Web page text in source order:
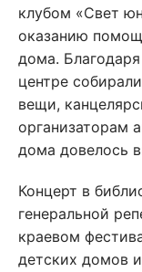
клубом «Свет
оказанию
дома.
центре
вещи,
организаторам
дома довелось
Концерт в
генеральной
краевом
детских домов